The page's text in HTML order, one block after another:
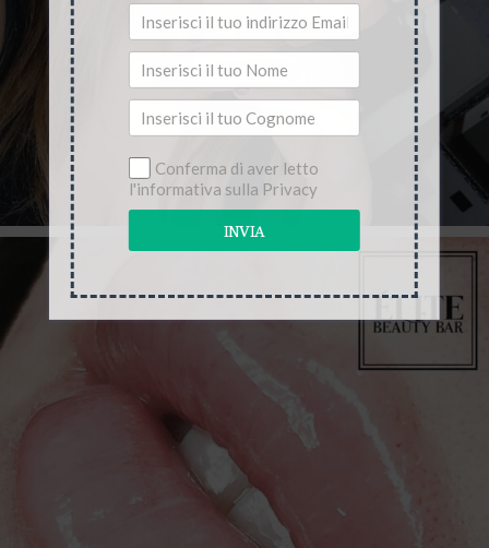
Conferma di aver letto
l'informativa sulla Privacy
INVIA